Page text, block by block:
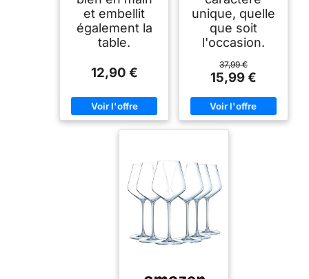
et embellit
également la
table.
12,90 €
unique, quelle
que soit
l'occasion.
37,99 €
15,99 €